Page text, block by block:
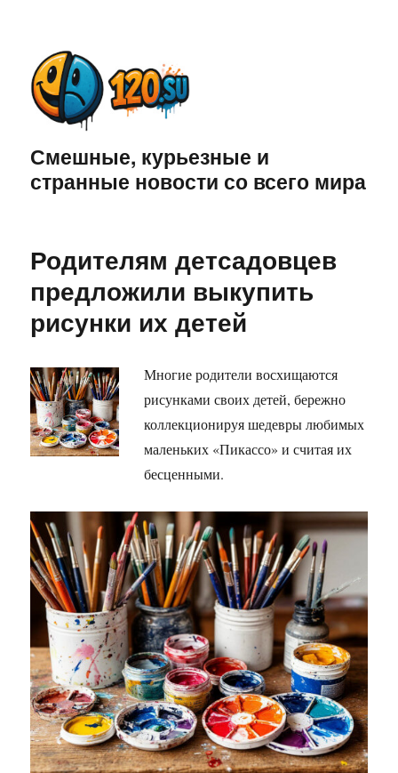
Смешные, курьезные и
странные новости со всего мира
Родителям детсадовцев
предложили выкупить
рисунки их детей
Многие родители восхищаются
рисунками своих детей, бережно
коллекционируя шедевры любимых
маленьких «Пикассо» и считая их
бесценными.